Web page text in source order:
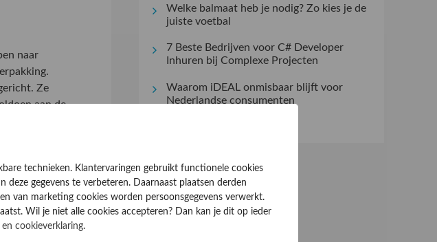
naar
Ze
aan de
een platform
van de
en moet
en afgesloten
Welke balmaat heb je nodig? Zo kies je de
juiste voetbal
7 Beste Bedrijven voor C# Developer
Inhuren bij Complexe Projecten
Waarom iDEAL onmisbaar blijft voor
Nederlandse consumenten
technieken. Klantervaringen gebruikt functionele cookies
gegevens te verbeteren. Daarnaast plaatsen derden
van marketing cookies worden persoonsgegevens verwerkt.
Wil je niet alle cookies accepteren? Dan kan je dit op ieder
cookieverklaring.